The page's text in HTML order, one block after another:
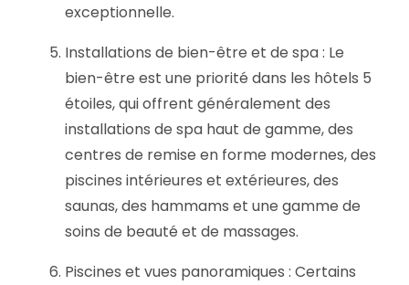
exceptionnelle.
Installations de bien-être et de spa : Le
bien-être est une priorité dans les hôtels 5
étoiles, qui offrent généralement des
installations de spa haut de gamme, des
centres de remise en forme modernes, des
piscines intérieures et extérieures, des
saunas, des hammams et une gamme de
soins de beauté et de massages.
Piscines et vues panoramiques : Certains